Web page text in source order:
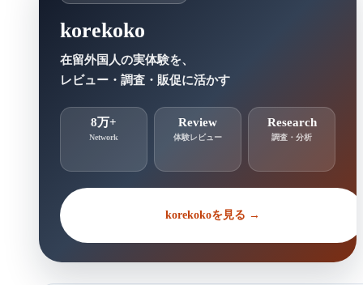
korekoko
在留外国人の実体験を、
レビュー・調査・販促に活かす
8万+
Network
Review
体験レビュー
Research
調査・分析
korekokoを見る →